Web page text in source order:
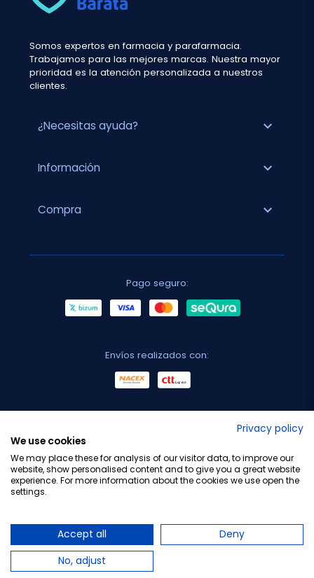
Somos expertos en farmacia y parafarmacia.
Trabajamos para las mejores marcas. Nuestra mayor
prioridad es la atención personalizada a nuestros
clientes.
¿Necesitas ayuda? expand_more
Información expand_more
Compra expand_more
Pago seguro:
Envíos realizados con:
Privacy policy
We use cookies
We may place these for analysis of our visitor data, to improve our
website, show personalised content and to give you a great website
experience. For more information about the cookies we use open the
settings.
Accept all
Deny
No, adjust